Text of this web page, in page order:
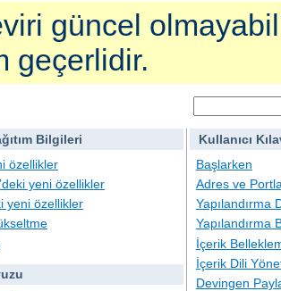
güncel
geçerlidir.
Bilgileri
özellikler
yeni özellikler
yeni özellikler
Kullanıcı
Başlarken
Adres ve
Yapılandırma
Yapılandırma
İçerik
İçerik Dili
Devingen